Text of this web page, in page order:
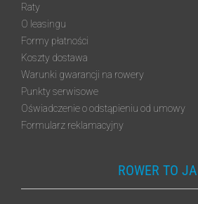
Raty
O leasingu
Formy płatności
Koszty dostawa
Warunki gwarancji na rowery
Punkty serwisowe
Oświadczenie o odstąpieniu od umowy
Formularz reklamacyjny
ROWER TO JA